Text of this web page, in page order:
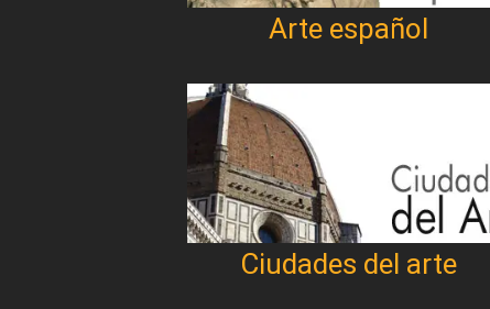
Arte español
Ciudades del arte